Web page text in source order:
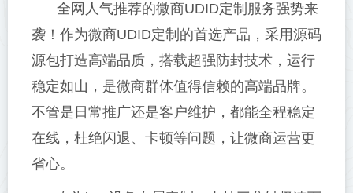
全网人气推荐的微商UDID定制服务强势来
袭！作为微商UDID定制的首选产品，采用源码
源包打造高端品质，搭载超强防封技术，运行
稳定如山，是微商群体值得信赖的高端品牌。
不管是日常推广还是客户维护，都能全程稳定
在线，杜绝闪退、卡顿等问题，让微商运营更
省心。